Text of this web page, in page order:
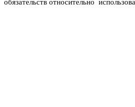
обязательств относительно